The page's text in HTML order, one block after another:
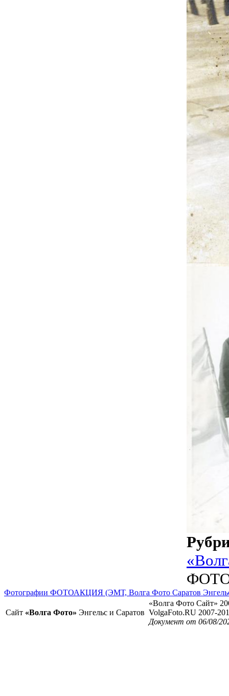
Фотографии ФОТОАКЦИЯ (ЭМТ, Волга Фото Саратов
Сайт «Волга Фото» Энгельс и Саратов
«Волга Фото Сайт»
VolgaFoto.RU 2007-
Документ от 06/08/